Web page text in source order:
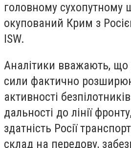
головному сухопутному
окупований Крим з
ISW.
Аналітики вважають, що
сили фактично
активності
дальності до лінії
здатність Росії
склад на передову,